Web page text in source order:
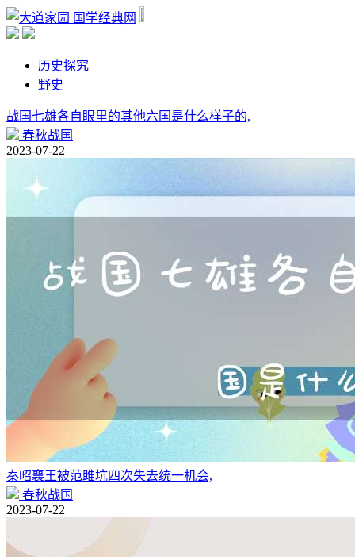
国学经典网
历史探究
野史
战国七雄各自眼里的其他六国是什么样子的,
春秋战国
2023-07-22
秦昭襄王被范雎坑四次失去统一机会,
春秋战国
2023-07-22